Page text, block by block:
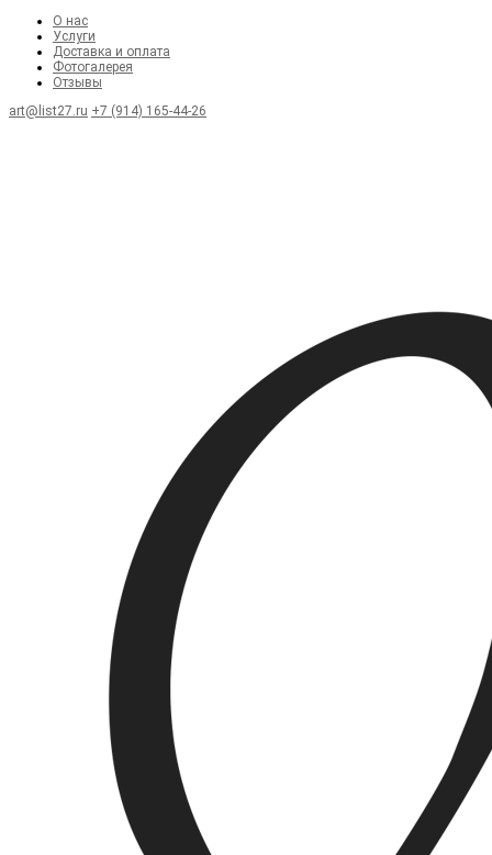
О нас
Услуги
Доставка и оплата
Фотогалерея
Отзывы
art@list27.ru +7 (914) 165-44-26